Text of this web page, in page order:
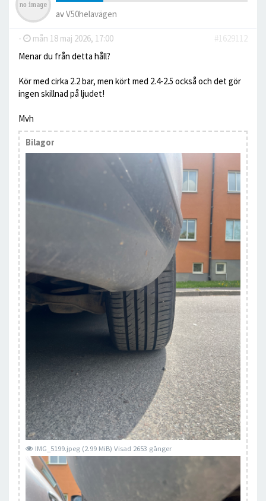
avV50helavägen
- mån 18 maj 2026, 17:00
#1629112
Menar du från detta håll?
Kör med cirka 2.2 bar, men kört med 2.4-2.5 också och det gör
ingen skillnad på ljudet!
Mvh
Bilagor
IMG_5199.jpeg (2.99 MiB) Visad 2653 gånger